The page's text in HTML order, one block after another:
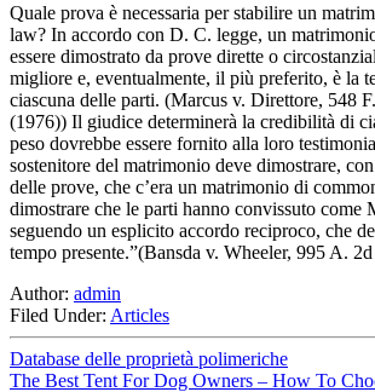
Quale prova è necessaria per stabilire un
law? In accordo con D. C. legge, un
essere dimostrato da prove dirette o
migliore e, eventualmente, il più preferito, è la
ciascuna delle parti. (Marcus v. Direttore, 548
(1976)) Il giudice determinerà la credibilità di
peso dovrebbe essere fornito alla loro
sostenitore del matrimonio deve dimostrare,
delle prove, che c’era un matrimonio di
dimostrare che le parti hanno convissuto come
seguendo un esplicito accordo reciproco, che
tempo presente.”(Bansda v. Wheeler, 995 A.
Author: admin
Filed Under: Articles
Database delle proprietà polimeriche
The Best Tent For Dog Owners – How To